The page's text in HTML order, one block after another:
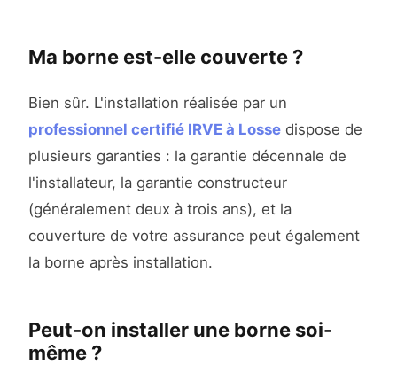
Ma borne est-elle couverte ?
Bien sûr. L'installation réalisée par un
professionnel certifié IRVE à Losse dispose de
plusieurs garanties : la garantie décennale de
l'installateur, la garantie constructeur
(généralement deux à trois ans), et la
couverture de votre assurance peut également
la borne après installation.
Peut-on installer une borne soi-
même ?